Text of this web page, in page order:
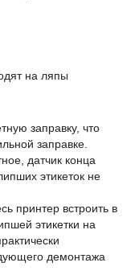
на ляпы
заправку, что
заправке.
датчик конца
этикеток не
принтер встроить в
этикетки на
демонтажа